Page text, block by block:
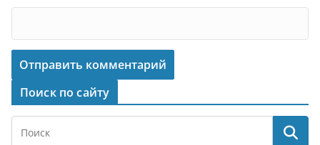
Поиск по сайту